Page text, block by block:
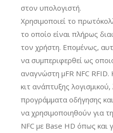
στον υπολογιστή.
Χρησιμοποιεί το
το οποίο είναι πλήρως
τον χρήστη. Επομένως,
να συμπεριφερθεί ως
αναγνώστη μFR NFC RFID.
κιτ ανάπτυξης λογισμικού,
προγράμματα οδήγησης
να χρησιμοποιηθούν για
NFC με Base HD όπως και